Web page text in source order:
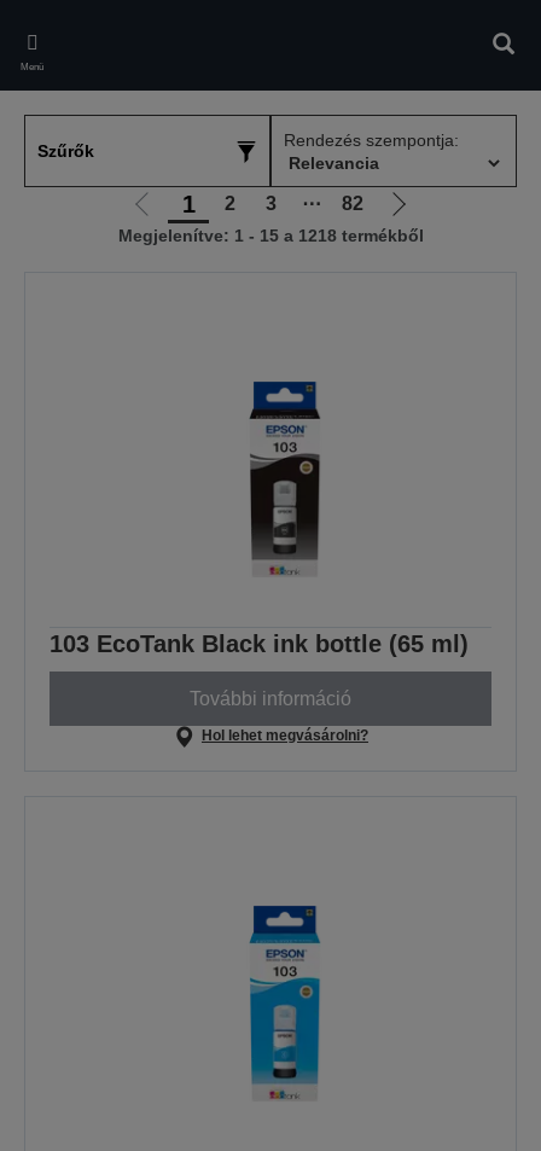
main
content
Menü
Szűrők
Rendezés szempontja:
Előző
oldalra
1 2 3 ⋯ 82
Következő
oldalra
Megjelenítve: 1 - 15 a 1218 termékből
103 EcoTank Black ink bottle (65 ml)
További információ
Hol lehet megvásárolni?